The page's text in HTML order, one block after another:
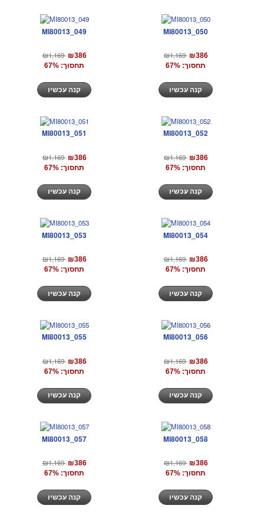
MI80013_049
₪1,169 ₪386
תחסוך: 67%
MI80013_050
₪1,169 ₪386
תחסוך: 67%
MI80013_051
₪1,169 ₪386
תחסוך: 67%
MI80013_052
₪1,169 ₪386
תחסוך: 67%
MI80013_053
₪1,169 ₪386
תחסוך: 67%
MI80013_054
₪1,169 ₪386
תחסוך: 67%
MI80013_055
₪1,169 ₪386
תחסוך: 67%
MI80013_056
₪1,169 ₪386
תחסוך: 67%
MI80013_057
₪1,169 ₪386
תחסוך: 67%
MI80013_058
₪1,169 ₪386
תחסוך: 67%